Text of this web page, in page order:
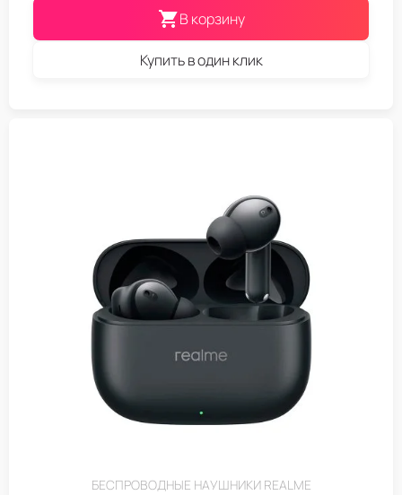
В корзину
Купить в один клик
БЕСПРОВОДНЫЕ НАУШНИКИ REALME